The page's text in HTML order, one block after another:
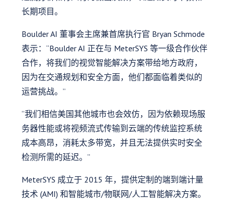
长期项目。
Boulder AI 董事会主席兼首席执行官 Bryan Schmode
表示：“Boulder AI 正在与 MeterSYS 等一级合作伙伴
合作，将我们的视觉智能解决方案带给地方政府，
因为在交通规划和安全方面，他们都面临着类似的
运营挑战。”
“我们相信美国其他城市也会效仿，因为依赖现场服
务器性能或将视频流式传输到云端的传统监控系统
成本高昂，消耗太多带宽，并且无法提供实时安全
检测所需的延迟。”
MeterSYS 成立于 2015 年，提供定制的端到端计量
技术 (AMI) 和智能城市/物联网/人工智能解决方案。